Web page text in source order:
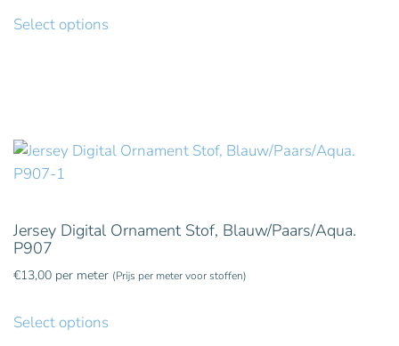
Select options
Jersey Digital Ornament Stof, Blauw/Paars/Aqua.
P907
€13,00 per meter (Prijs per meter voor stoffen)
Select options